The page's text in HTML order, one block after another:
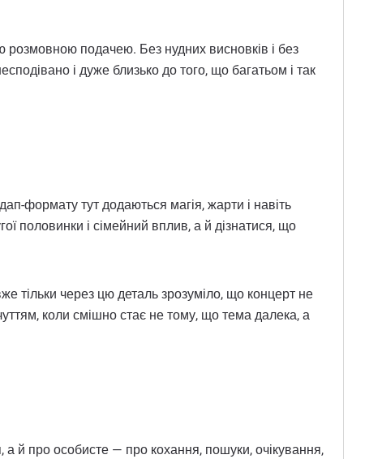
розмовною подачею. Без нудних висновків і без
і дуже близько до того, що багатьом і так
формату тут додаються магія, жарти і навіть
половинки і сімейний вплив, а й дізнатися, що
тільки через цю деталь зрозуміло, що концерт не
коли смішно стає не тому, що тема далека, а
й про особисте — про кохання, пошуки, очікування,